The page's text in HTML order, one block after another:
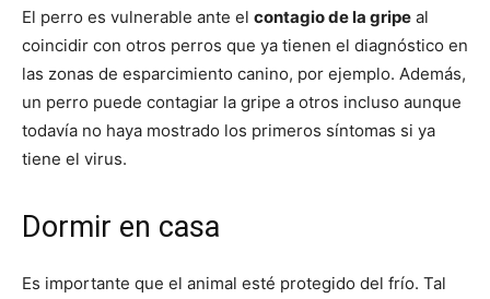
Cachorros
El perro es vulnerable ante el contagio de la gripe al
coincidir con otros perros que ya tienen el diagnóstico en
las zonas de esparcimiento canino, por ejemplo. Además,
un perro puede contagiar la gripe a otros incluso aunque
todavía no haya mostrado los primeros síntomas si ya
tiene el virus.
Dormir en casa
Es importante que el animal esté protegido del frío. Tal